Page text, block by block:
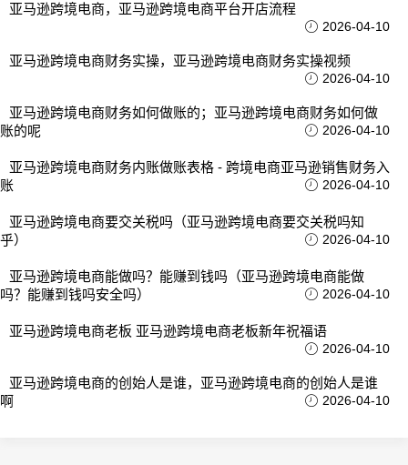
亚马逊跨境电商，亚马逊跨境电商平台开店流程
2026-04-10
亚马逊跨境电商财务实操，亚马逊跨境电商财务实操视频
2026-04-10
亚马逊跨境电商财务如何做账的；亚马逊跨境电商财务如何做
账的呢
2026-04-10
亚马逊跨境电商财务内账做账表格 - 跨境电商亚马逊销售财务入
账
2026-04-10
亚马逊跨境电商要交关税吗（亚马逊跨境电商要交关税吗知
乎）
2026-04-10
亚马逊跨境电商能做吗？能赚到钱吗（亚马逊跨境电商能做
吗？能赚到钱吗安全吗）
2026-04-10
亚马逊跨境电商老板 亚马逊跨境电商老板新年祝福语
2026-04-10
亚马逊跨境电商的创始人是谁，亚马逊跨境电商的创始人是谁
啊
2026-04-10